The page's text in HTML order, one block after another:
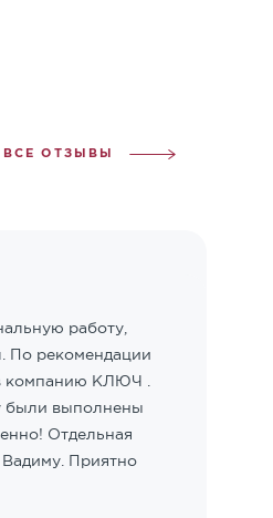
ВСЕ ОТЗЫВЫ
работу,
По рекомендации
компанию КЛЮЧ .
были выполнены
Отдельная
Вадиму. Приятно